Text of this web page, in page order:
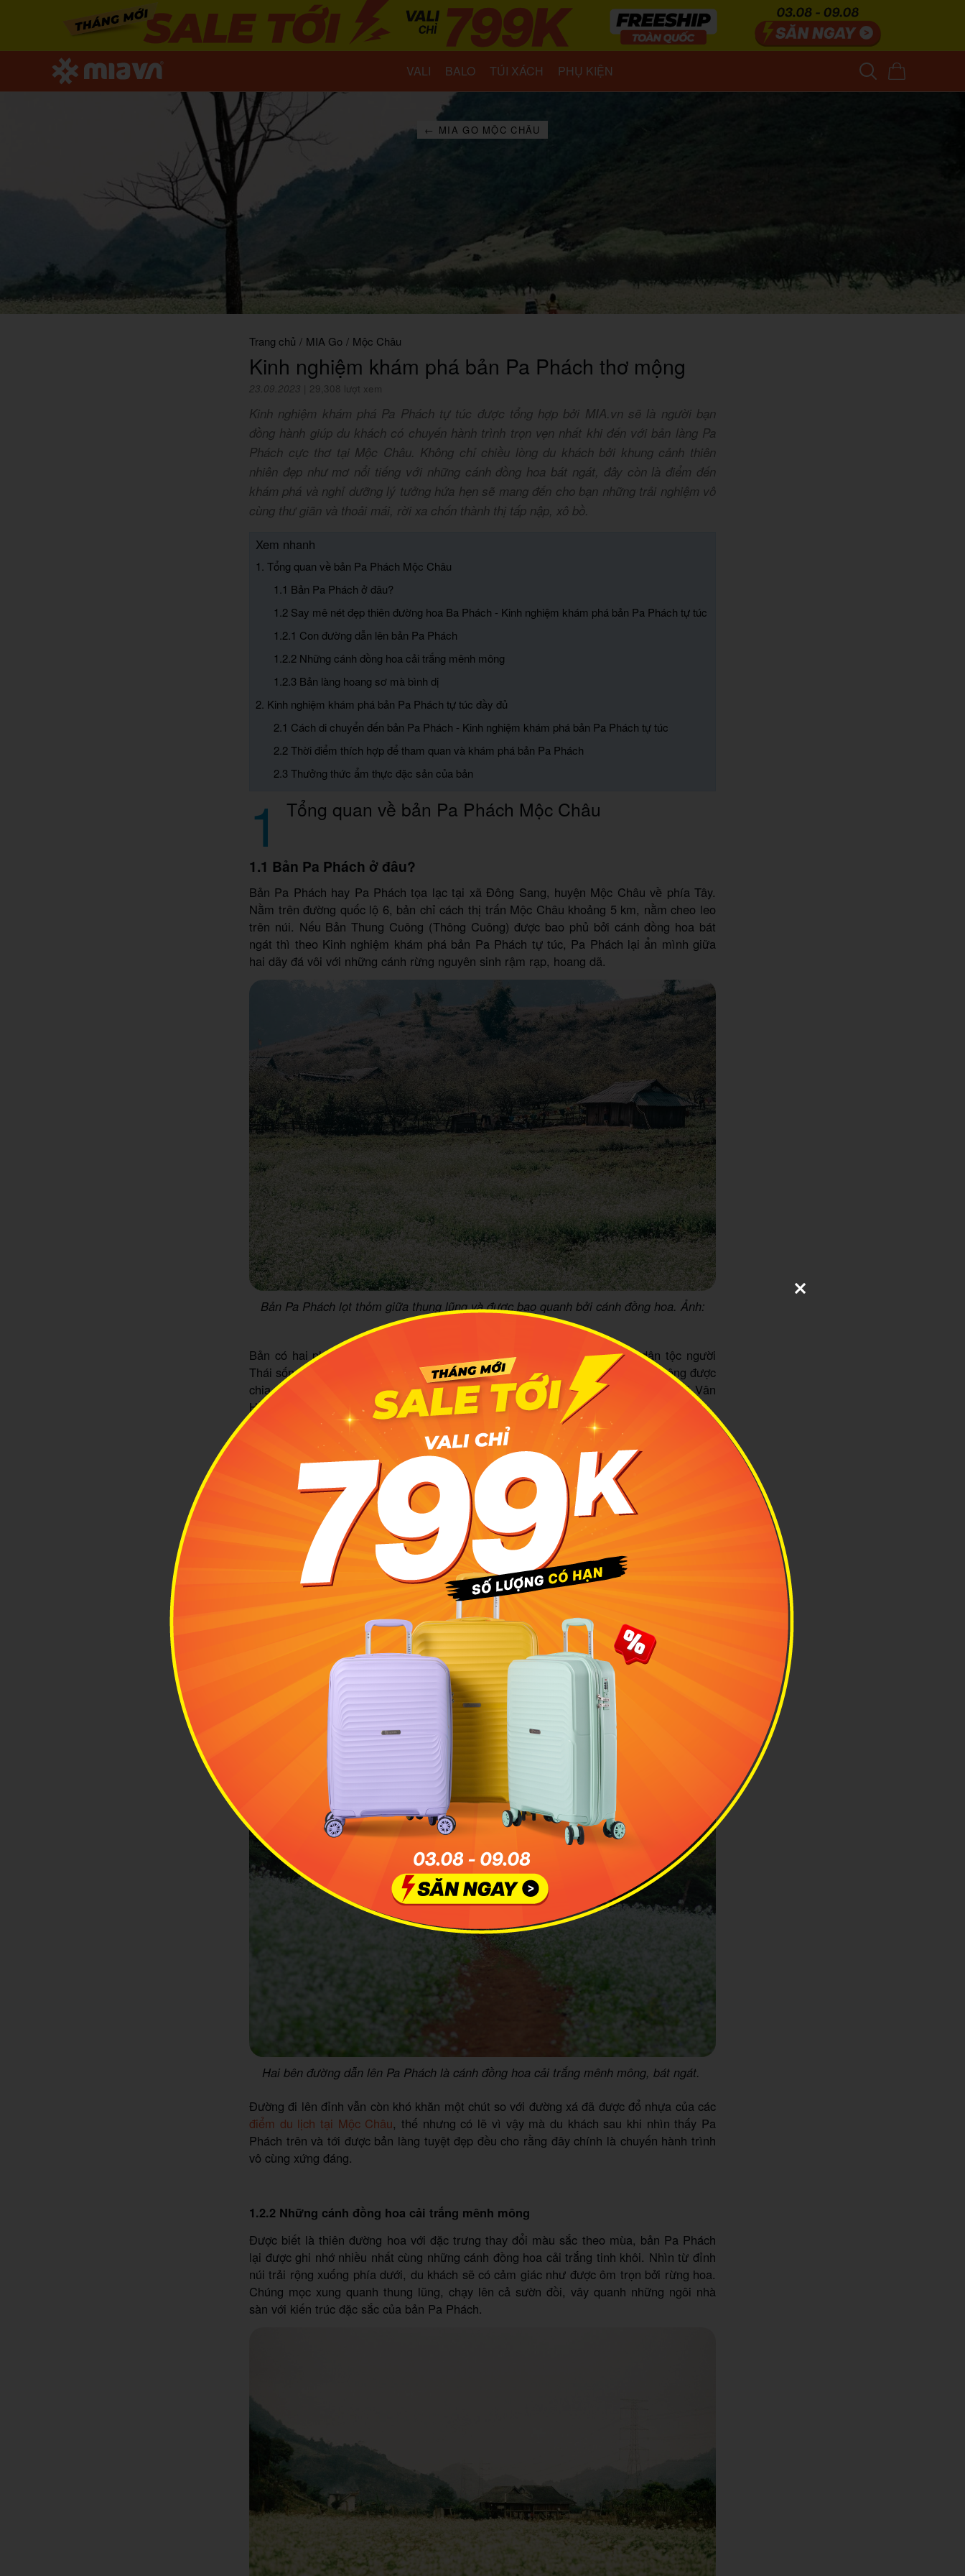
VALI BALO TÚI XÁCH PHỤ KIỆN
← MIA GO MỘC CHÂU
Trang chủ / MIA Go / Mộc Châu
Kinh nghiệm khám phá bản Pa Phách thơ mộng
23.09.2023 29,308 lượt xem
Kinh nghiệm khám phá Pa Phách tự túc được tổng hợp bởi MIA.vn sẽ là người bạn
đồng hành giúp du khách có chuyến hành trình trọn vẹn nhất khi đến với bản làng Pa
Phách cực thơ tại Mộc Châu. Không chỉ chiều lòng du khách bởi khung cảnh thiên
nhiên đẹp như mơ nổi tiếng với những cánh đồng hoa bát ngát, đây còn là điểm đến
khám phá và nghỉ dưỡng lý tưởng hứa hẹn sẽ mang đến cho bạn những trải nghiệm vô
cùng thư giãn và thoải mái, rời xa chốn thành thị tấp nập, xô bồ.
Xem nhanh
1. Tổng quan về bản Pa Phách Mộc Châu
1.1 Bản Pa Phách ở đâu?
1.2 Say mê nét đẹp thiên đường hoa Ba Phách - Kinh nghiệm khám phá bản Pa Phách tự túc
1.2.1 Con đường dẫn lên bản Pa Phách
1.2.2 Những cánh đồng hoa cải trắng mênh mông
1.2.3 Bản làng hoang sơ mà bình dị
2. Kinh nghiệm khám phá bản Pa Phách tự túc đầy đủ
2.1 Cách di chuyển đến bản Pa Phách - Kinh nghiệm khám phá bản Pa Phách tự túc
2.2 Thời điểm thích hợp để tham quan và khám phá bản Pa Phách
2.3 Thưởng thức ẩm thực đặc sản của bản
1 Tổng quan về bản Pa Phách Mộc Châu
1.1 Bản Pa Phách ở đâu?
Bản Pa Phách hay Pa Phách tọa lạc tại xã Đông Sang, huyện Mộc Châu về phía Tây.
Nằm trên đường quốc lộ 6, bản chỉ cách thị trấn Mộc Châu khoảng 5 km, nằm cheo leo
trên núi. Nếu Bản Thung Cuông (Thông Cuông) được bao phủ bởi cánh đồng hoa bát
ngát thì theo Kinh nghiệm khám phá bản Pa Phách tự túc, Pa Phách lại ẩn mình giữa
hai dãy đá vôi với những cánh rừng nguyên sinh rậm rạp, hoang dã.
Bản Pa Phách lọt thỏm giữa thung lũng và được bao quanh bởi cánh đồng hoa. Ảnh:
Bản có hai phần bao gồm Pa Phách trên và Pa Phách dưới. Đồng bào dân tộc người
Thái sống tại Pa Phách dưới trong khi Pa Phách trên thuộc về người dân tộc Mông được
chia thành 3 bản nhỏ hơn là Pa Phách 1, 2 và 3. Ngày trước, bản Pa Phách 1 ở xã Vân
Hồ, tuy nhiên đã sáp nhập vào xã Đông Sang năm 2002.
Bản Pa Phách là điểm đến du lịch nổi bật tại vùng đất Tây Bắc nói chung và Mộc Châu
bình dị nói riêng. Bên cạnh nét đẹp thiên nhiên trữ tình, tràn đầy sức sống, chuyến đi
tham quan, khám phá cuộc sống của người dân nơi đây và các món ăn đặc sản địa
phương độc đáo theo Kinh nghiệm khám phá bản Pa Phách tự túc sẽ là những trải
nghiệm mà bạn không thể bỏ lỡ.
Kinh nghiệm khám phá bản Thung Cuông tự túc mới nhất
1.2 Say mê nét đẹp thiên đường hoa Ba Phách
1.2.1 Con đường dẫn lên bản Pa Phách - Kinh nghiệm khám phá bản Pa Phách tự
Để đi đến bản Pa Phách có vị trí nằm kẹp giữa những dãy đá vôi với khu rừng thiên
nhiên hoang dã, du khách sẽ đi qua con đường đất đỏ. Hai bên đường là xen kẽ các
cánh đồng hoa cải trắng tinh khôi được người dân nơi đây gieo trồng và chăm sóc. Càng
đi sâu vào Pa Phách dưới, bạn sẽ dễ dàng bắt gặp cuộc sống đơn sơ của người Mông
Xanh với những chiếc chuồng gia súc, gia cầm… được dựng tạm bợ bằng gỗ.
Hai bên đường dẫn lên Pa Phách là cánh đồng hoa cải trắng mênh mông, bát ngát.
Đường đi lên đỉnh vẫn còn khó khăn một chút so với đường xá đã được đổ nhựa của các
điểm du lịch tại Mộc Châu, thế nhưng có lẽ vì vậy mà du khách sau khi nhìn thấy Pa
Phách trên và tới được bản làng tuyệt đẹp đều cho rằng đây chính là chuyến hành trình
vô cùng xứng đáng.
1.2.2 Những cánh đồng hoa cải trắng mênh mông
Được biết là thiên đường hoa với đặc trưng thay đổi màu sắc theo mùa, bản Pa Phách
lại được ghi nhớ nhiều nhất cùng những cánh đồng hoa cải trắng tinh khôi. Nhìn từ đỉnh
núi trải rộng xuống phía dưới, du khách sẽ có cảm giác như được ôm trọn bởi rừng hoa.
Chúng mọc xung quanh thung lũng, chạy lên cả sườn đồi, vây quanh những ngôi nhà
sàn với kiến trúc đặc sắc của bản Pa Phách.